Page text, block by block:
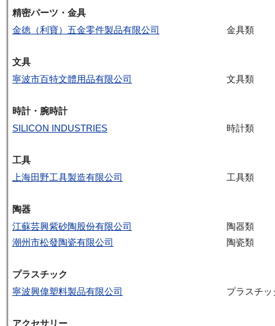
精密パーツ・金具
金徳（利寶）五金零件製品有限公司
金具類
文具
寧波市百特文體用品有限公司
文具類
時計・腕時計
SILICON INDUSTRIES
時計類
工具
上海田野工具製造有限公司
工具類
陶器
江蘇芸興紫砂陶股份有限公司
陶器類
潮州市松發陶瓷有限公司
陶瓷類
プラスチック
寧波興偉塑料製品有限公司
プラスチッ
アクセサリー